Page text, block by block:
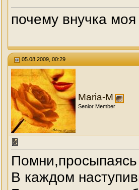
почему внучка
05.08.2009, 00:29
Maria-M
Senior Member
В каждом